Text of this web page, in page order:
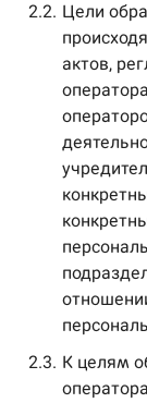
2.2. Цели
актов,
2.3. К целям